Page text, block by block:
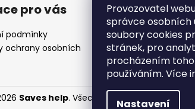
Provozovatel
správce osobních
soubory cookies
stránek, pro
procházením
používáním. Více
Nastavení
pro vás
podmínky
ochrany osobních
Saves help. Všechna práva vyhrazena.